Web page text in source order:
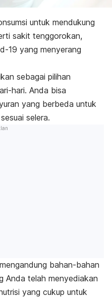
untuk mendukung
sakit tenggorokan,
19 yang menyerang
sebagai pilihan
hari. Anda bisa
yang berbeda untuk
selera.
bahan-bahan
Anda telah menyediakan
yang cukup untuk